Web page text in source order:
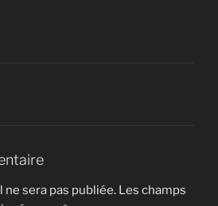
sera pas publiée. Les champs